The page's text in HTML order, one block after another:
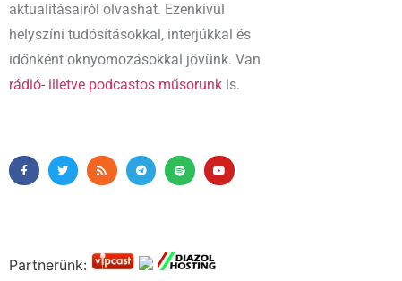
aktualitásairól olvashat. Ezenkívül
helyszíni tudósításokkal, interjúkkal és
időnként oknyomozásokkal jövünk. Van
rádió- illetve podcastos műsorunk is.
Partnerünk: